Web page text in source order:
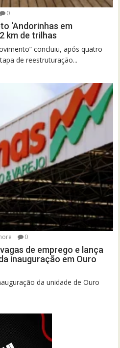
0
‘Andorinhas em
km de trilhas
concluiu, após quatro
de reestruturação...
0
de emprego e lança
inauguração em Ouro
da unidade de Ouro